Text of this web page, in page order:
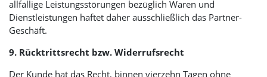
allfällige Leistungsstörungen bezüglich Waren und
Dienstleistungen haftet daher ausschließlich das Partner-
Geschäft.
9. Rücktrittsrecht bzw. Widerrufsrecht
Der Kunde hat das Recht, binnen vierzehn Tagen ohne